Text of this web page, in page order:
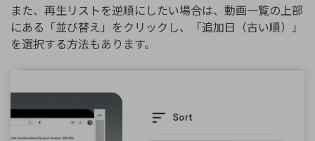
また、再生リストを逆順にしたい場合は、動画一覧の上部
にある「並び替え」をクリックし、「追加日（古い順）」
を選択する方法もあります。